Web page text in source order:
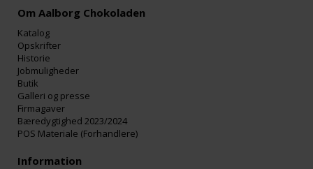
Om Aalborg Chokoladen
Katalog
Opskrifter
Historie
Jobmuligheder
Butik
Galleri og presse
Firmagaver
Bæredygtighed 2023/2024
POS Materiale (Forhandlere)
Information